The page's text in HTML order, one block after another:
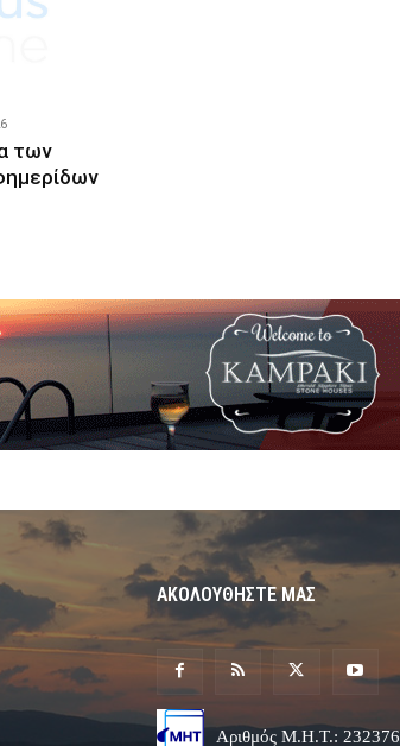
των
ΑΚΟΛΟΥΘΗΣΤΕ ΜΑΣ
Αριθμός Μ.Η.Τ.: 232376